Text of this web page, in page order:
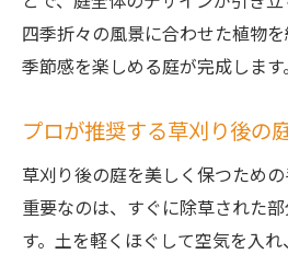
四季折々の風景に合わせた植物を
季節感を楽しめる庭が完成します。
プロが推奨する草刈り後の
草刈り後の庭を美しく保つため
重要なのは、すぐに除草された
す。土を軽くほぐして空気を入